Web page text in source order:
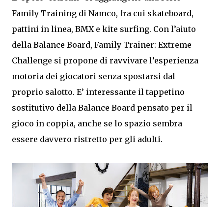
Family Training di Namco, fra cui skateboard,
pattini in linea, BMX e kite surfing. Con l’aiuto
della Balance Board, Family Trainer: Extreme
Challenge si propone di ravvivare l’esperienza
motoria dei giocatori senza spostarsi dal
proprio salotto. E’ interessante il tappetino
sostitutivo della Balance Board pensato per il
gioco in coppia, anche se lo spazio sembra
essere davvero ristretto per gli adulti.